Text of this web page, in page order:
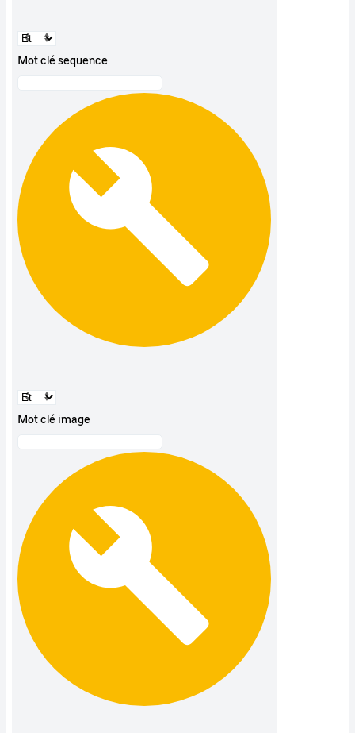
Mot clé sequence
Mot clé image